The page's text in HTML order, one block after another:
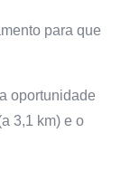
para que
oportunidade
3,1 km) e o